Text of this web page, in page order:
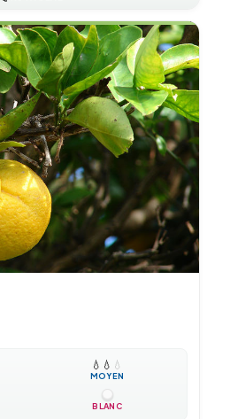
💧 💧 💧
MOYEN
BLANC